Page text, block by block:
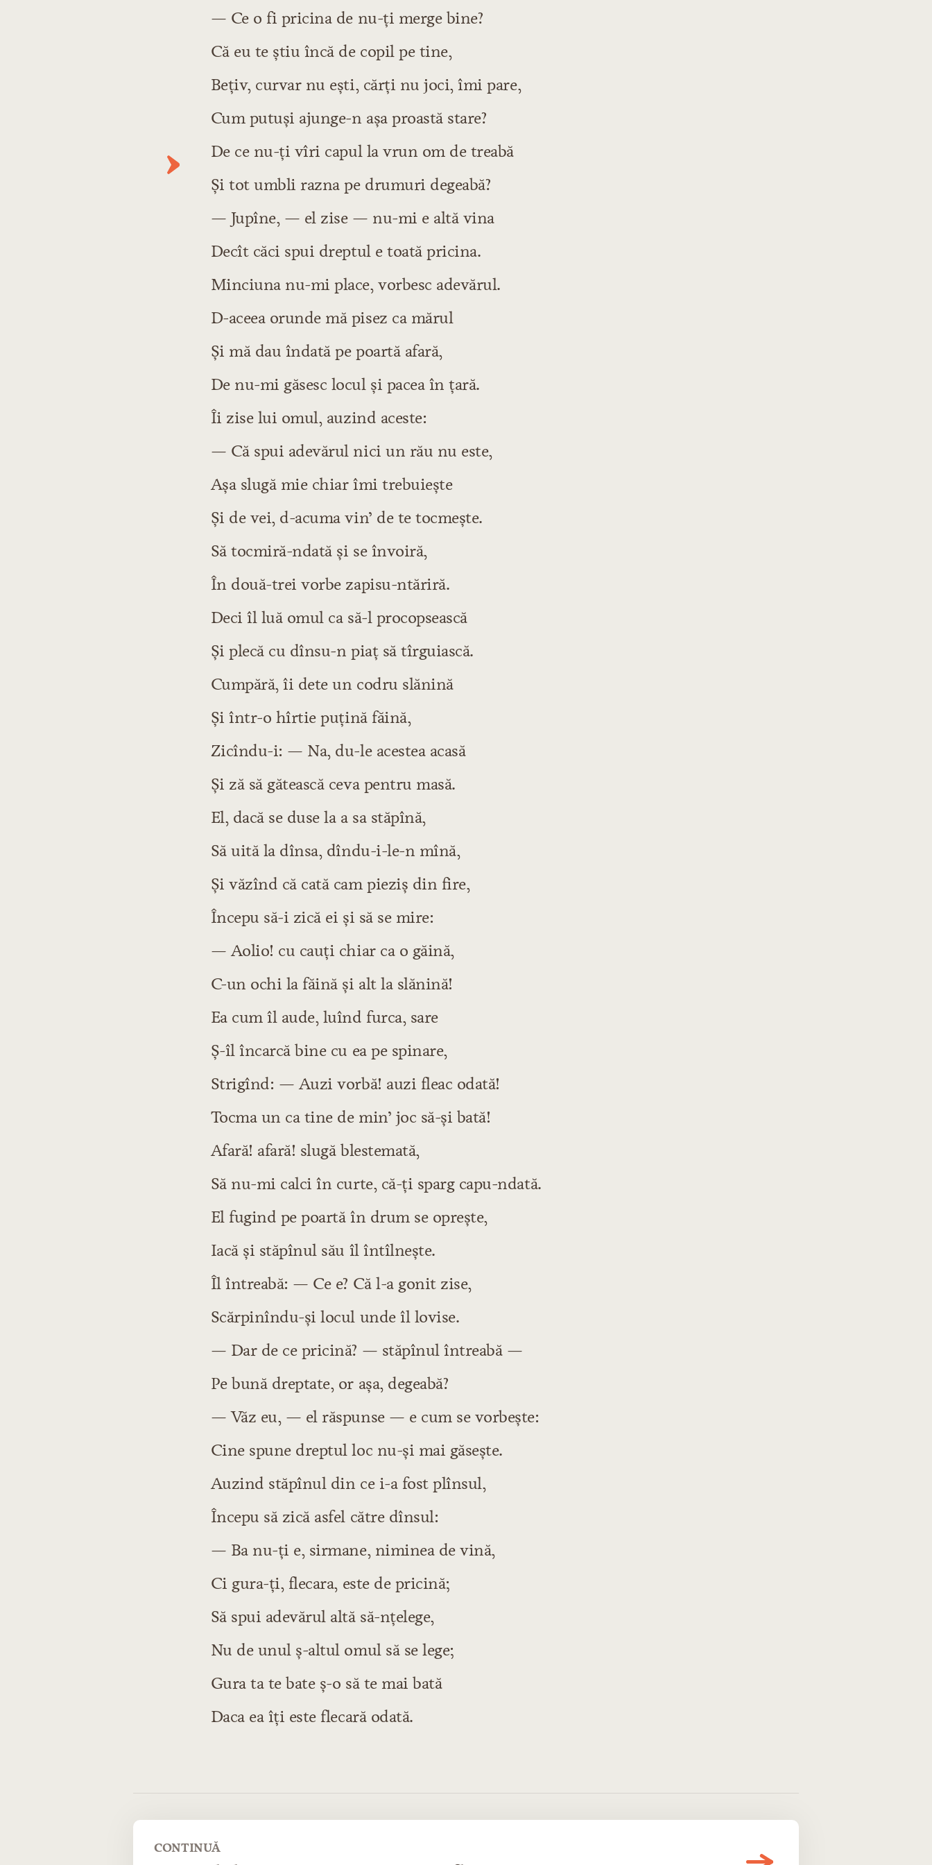
Capitolul 11: Despre minciuni şi flecării
Capitolul 12: Povestea vorbei
Capitolul 14: Despre minciuni iarăşi
Capitolul 15: Povestea vorbii
Capitolul 17: Povestea vorbii
Capitolul 18: Despre năravuri rele
— Ce o fi pricina de nu-ţi merge bine?
Că eu te ştiu încă de copil pe tine,
Beţiv, curvar nu eşti, cărţi nu joci, îmi pare,
Cum putuşi ajunge-n aşa proastă stare?
De ce nu-ţi vîri capul la vrun om de treabă
Şi tot umbli razna pe drumuri degeabă?
— Jupîne, — el zise — nu-mi e altă vina
Decît căci spui dreptul e toată pricina.
Minciuna nu-mi place, vorbesc adevărul.
D-aceea orunde mă pisez ca mărul
Şi mă dau îndată pe poartă afară,
De nu-mi găsesc locul şi pacea în ţară.
Îi zise lui omul, auzind aceste:
— Că spui adevărul nici un rău nu este,
Aşa slugă mie chiar îmi trebuieşte
Şi de vei, d-acuma vin’ de te tocmeşte.
Să tocmiră-ndată şi se învoiră,
În două-trei vorbe zapisu-ntăriră.
Deci îl luă omul ca să-l procopsească
Şi plecă cu dînsu-n piaţ să tîrguiască.
Cumpără, îi dete un codru slănină
Şi într-o hîrtie puţină făină,
Zicîndu-i: — Na, du-le acestea acasă
Şi ză să gătească ceva pentru masă.
El, dacă se duse la a sa stăpînă,
Să uită la dînsa, dîndu-i-le-n mînă,
Şi văzînd că cată cam pieziş din fire,
Începu să-i zică ei şi să se mire:
— Aolio! cu cauţi chiar ca o găină,
C-un ochi la făină şi alt la slănină!
Ea cum îl aude, luînd furca, sare
Ş-îl încarcă bine cu ea pe spinare,
Strigînd: — Auzi vorbă! auzi fleac odată!
Tocma un ca tine de min’ joc să-şi bată!
Afară! afară! slugă blestemată,
Să nu-mi calci în curte, că-ţi sparg capu-ndată.
El fugind pe poartă în drum se opreşte,
Iacă şi stăpînul său îl întîlneşte.
Îl întreabă: — Ce e? Că l-a gonit zise,
Scărpinîndu-şi locul unde îl lovise.
— Dar de ce pricină? — stăpînul întreabă —
Pe bună dreptate, or aşa, degeabă?
— Văz eu, — el răspunse — e cum se vorbeşte:
Cine spune dreptul loc nu-şi mai găseşte.
Auzind stăpînul din ce i-a fost plînsul,
Începu să zică asfel către dînsul:
— Ba nu-ţi e, sirmane, niminea de vină,
Ci gura-ţi, flecara, este de pricină;
Să spui adevărul altă să-nţelege,
Nu de unul ş-altul omul să se lege;
Gura ta te bate ş-o să te mai bată
Daca ea îţi este flecară odată.
CONTINUĂ